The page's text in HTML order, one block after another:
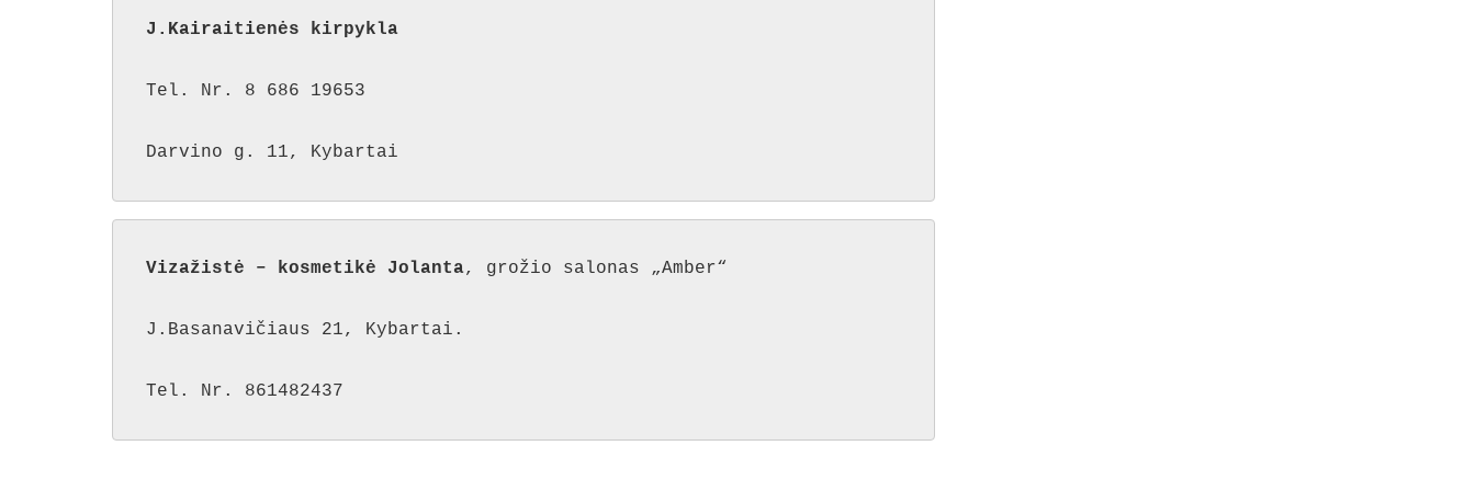
J.Kairaitienės kirpykla
Tel. Nr. 8 686 19653
Darvino g. 11, Kybartai
Vizažistė – kosmetikė Jolanta, grožio salonas „Amber“
J.Basanavičiaus 21, Kybartai.
Tel. Nr. 861482437